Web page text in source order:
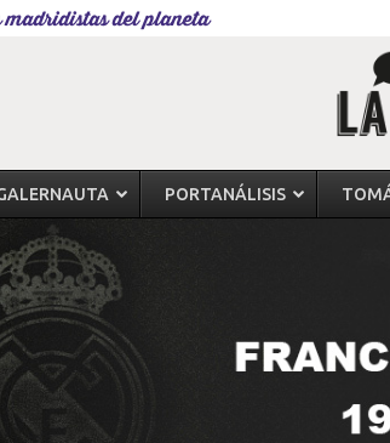
del planeta
PORTANÁLISIS